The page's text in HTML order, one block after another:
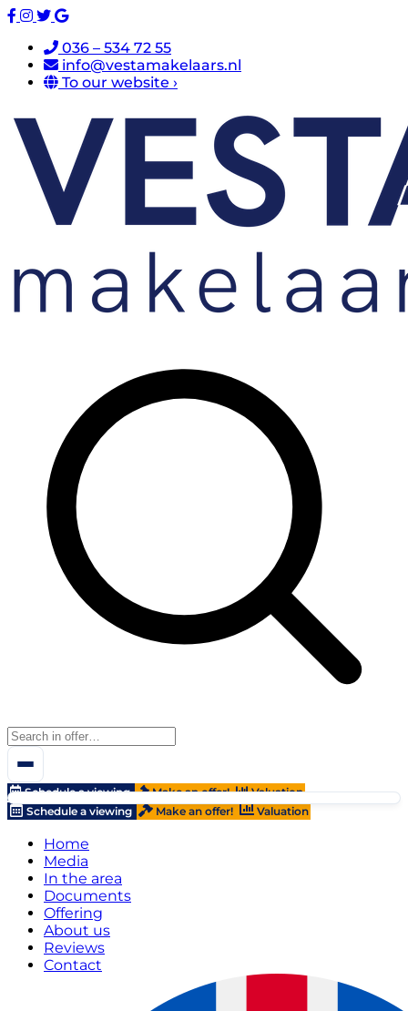
036 – 534 72 55
info@vestamakelaars.nl
To our website ›
Schedule a viewing Make an offer!
Valuation
Schedule a viewing
Make an offer! Valuation
Home
Media
In the area
Documents
Offering
About us
Reviews
Contact